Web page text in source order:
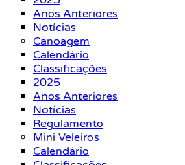
Anos Anteriores
Notícias
Canoagem
Calendário
Classificações
2025
Anos Anteriores
Notícias
Regulamento
Mini Veleiros
Calendário